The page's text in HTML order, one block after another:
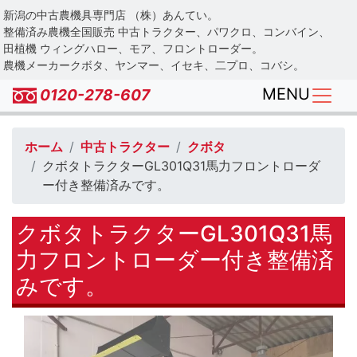
Skip
to
main
content
新潟の中古農機具専門店 （株）あんてい。
整備済み農機全国販売 中古トラクター、パワクロ、コンバイン、
田植機 ウィングハロー、モア、フロントローダー。
農機メーカークボタ、ヤンマー、イセキ、二プロ、コバシ。
0120-278-607 MENU
ホーム 中古トラクター
クボタ
クボタトラクターGL301Q31馬力フロントローダ
ー付き整備済みです。
クボタトラクターGL301Q31馬
力フロントローダー付き整備済
みです。